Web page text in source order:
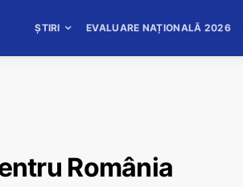
ȘTIRI EVALUARE NAȚIONALĂ 2026
România